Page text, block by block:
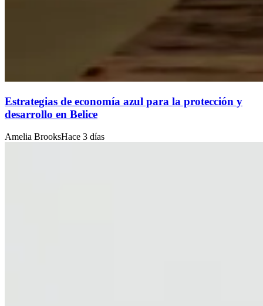
Estrategias de economía azul para la protección y
desarrollo en Belice
Amelia BrooksHace 3 días